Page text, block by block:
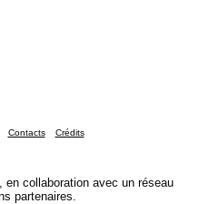
Contacts Crédits
en collaboration avec un réseau
partenaires.